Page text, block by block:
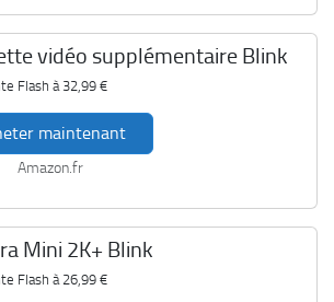
vidéo supplémentaire Blink
Flash à32,99 €
maintenant
Amazon.fr
Mini 2K+ Blink
Flash à26,99 €